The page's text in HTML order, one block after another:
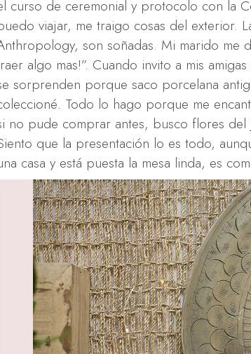
curso de ceremonial y protocolo con la
viajar, me traigo cosas del exterior.
son soñadas. Mi marido me
algo mas!”. Cuando invito a mis
sorprenden porque saco porcelana
Todo lo hago porque me
no pude comprar antes, busco flores
que la presentación lo es todo,
casa y está puesta la mesa linda, es